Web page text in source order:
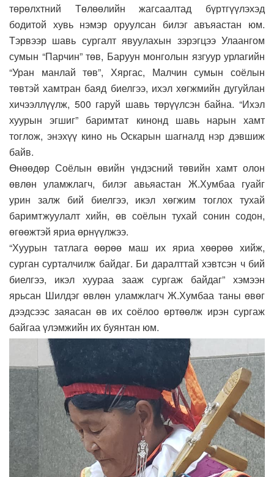
төрөлхтний Төлөөлийн жагсаалтад бүртгүүлэхэд
бодитой хувь нэмэр оруулсан билэг авъяастан юм.
Тэрвээр шавь сургалт явуулахын зэрэгцээ Улаангом
сумын “Парчин” төв, Баруун монголын язгуур урлагийн
“Уран манлай төв”, Хяргас, Малчин сумын соёлын
төвтэй хамтран баяд биелгээ, ихэл хөгжмийн дугуйлан
хичээллүүлж, 500 гаруй шавь төрүүлсэн байна. “Ихэл
хуурын эгшиг” баримтат кинонд шавь нарын хамт
тоглож, энэхүү кино нь Оскарын шагналд нэр дэвшиж
байв.
Өнөөдөр Соёлын өвийн үндэсний төвийн хамт олон
өвлөн уламжлагч, билэг авьяастан Ж.Хумбаа гуайг
урин залж бий биелгээ, икэл хөгжим тоглох тухай
баримтжуулалт хийн, өв соёлын тухай сонин содон,
өгөөжтэй яриа өрнүүлжээ.
“Хуурын татлага өөрөө маш их яриа хөөрөө хийж,
сурган сурталчилж байдаг. Би даралттай хэвтсэн ч бий
биелгээ, икэл хуураа зааж сургаж байдаг” хэмээн
ярьсан Шилдэг өвлөн уламжлагч Ж.Хумбаа таны өвөг
дээдсээс заяасан өв их соёлоо өртөөлж ирэн сургаж
байгаа үлэмжийн их буянтан юм.